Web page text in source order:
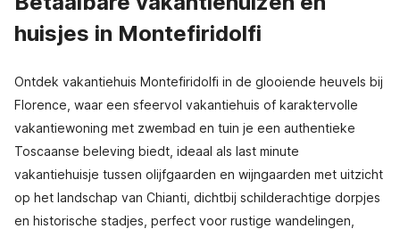
huisjes in Montefiridolfi
Ontdek vakantiehuis Montefiridolfi in de glooiende heuvels bij
Florence, waar een sfeervol vakantiehuis of karaktervolle
vakantiewoning met zwembad en tuin je een authentieke
Toscaanse beleving biedt, ideaal als last minute
vakantiehuisje tussen olijfgaarden en wijngaarden met uitzicht
op het landschap van Chianti, dichtbij schilderachtige dorpjes
en historische stadjes, perfect voor rustige wandelingen,